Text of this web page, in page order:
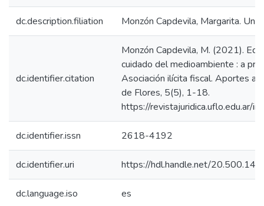
dc.description.filiation Monzón Capdevila, Margarita.
dc.identifier.citation
Monzón Capdevila, M. (2021).
cuidado del medioambiente : a
Asociación ilícita fiscal. Aportes al
de Flores, 5(5), 1-18.
https://revistajuridica.uflo.edu.ar/
dc.identifier.issn 2618-4192
dc.identifier.uri https://hdl.handle.net/
dc.language.iso es